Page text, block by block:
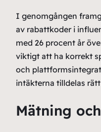
I genomgången
av rabattkoder i
med 26 procent år
viktigt att ha korrekt
och
intäkterna tilldelas
Mätning